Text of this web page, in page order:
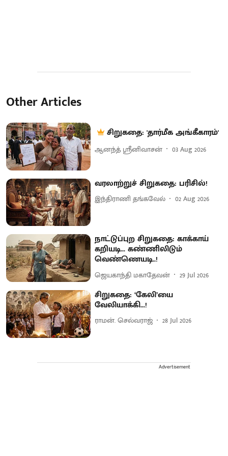
Other Articles
சிறுகதை: 'தார்மீக அங்கீகாரம்'
ஆனந்த் ஸ்ரீனிவாசன் 03 Aug 2026
வரலாற்றுச் சிறுகதை: பரிசில்!
இந்திராணி தங்கவேல் 02 Aug 2026
நாட்டுப்புற சிறுகதை: காக்காய்
கறியடி... கண்ணிலிடும்
வெண்ணெயடி..!
ஜெயகாந்தி மகாதேவன் 29 Jul 2026
சிறுகதை: ‘கேலி’யை
வேலியாக்கி...!
ராமன். செல்வராஜ் 28 Jul 2026
Advertisement